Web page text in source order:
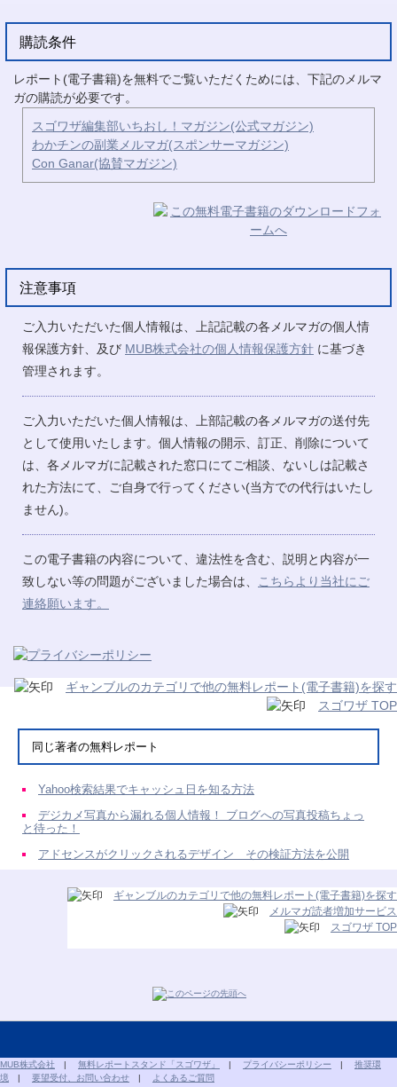
購読条件
レポート(電子書籍)を無料でご覧いただくためには、下記のメルマ
ガの購読が必要です。
スゴワザ編集部いちおし！マガジン(公式マガジン)
わかチンの副業メルマガ(スポンサーマガジン)
Con Ganar(協賛マガジン)
注意事項
ご入力いただいた個人情報は、上記記載の各メルマガの個人情
報保護方針、及び MUB株式会社の個人情報保護方針 に基づき
管理されます。
ご入力いただいた個人情報は、上部記載の各メルマガの送付先
として使用いたします。個人情報の開示、訂正、削除について
は、各メルマガに記載された窓口にてご相談、ないしは記載さ
れた方法にて、ご自身で行ってください(当方での代行はいたし
ません)。
この電子書籍の内容について、違法性を含む、説明と内容が一
致しない等の問題がございました場合は、
こちらより当社にご
連絡願います。
ギャンブルのカテゴリで他の無料レポート(電子書籍)を探す
スゴワザ TOP
同じ著者の無料レポート
Yahoo検索結果でキャッシュ日を知る方法
デジカメ写真から漏れる個人情報！ ブログへの写真投稿ちょっ
と待った！
アドセンスがクリックされるデザイン その検証方法を公開
ギャンブルのカテゴリで他の無料レポート(電子書籍)を探す
メルマガ読者増加サービス
スゴワザ TOP
MUB株式会社 | 無料レポートスタンド「スゴワザ」 | プライバシーポリシー | 推奨環
境 | 要望受付、お問い合わせ | よくあるご質問